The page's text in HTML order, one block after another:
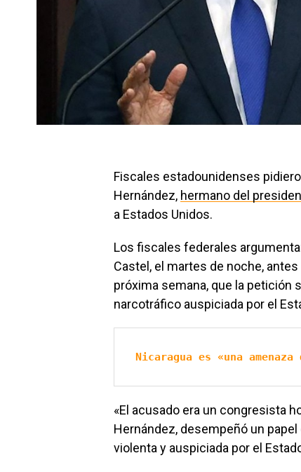
Fiscales estadounidenses
Hernández, hermano del
a Estados Unidos.
Los fiscales federales
Castel, el martes de noche,
próxima semana, que la petición
narcotráfico auspiciada por el
Nicaragua es «una
«El acusado era un congresista
Hernández, desempeñó un
violenta y auspiciada por el